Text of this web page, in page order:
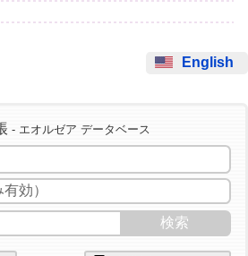
English
- エオルゼア データベース